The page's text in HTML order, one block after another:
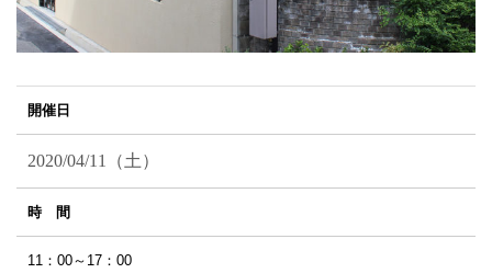
開催日
2020/04/11（土）
時 間
11：00～17：00